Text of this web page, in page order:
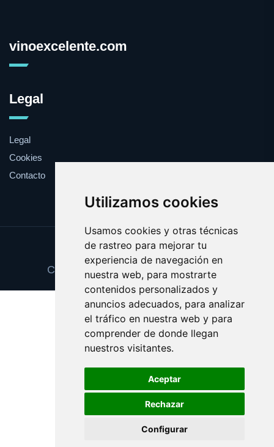
Utilizamos cookies
Usamos cookies y otras técnicas
de rastreo para mejorar tu
experiencia de navegación en
nuestra web, para mostrarte
contenidos personalizados y
anuncios adecuados, para analizar
el tráfico en nuestra web y para
comprender de donde llegan
nuestros visitantes.
Aceptar
Rechazar
Configurar
vinoexcelente.com
Legal
Legal
Cookies
Contacto
Update cookies preferences
Copyright © 2025 vinoexcelente.com